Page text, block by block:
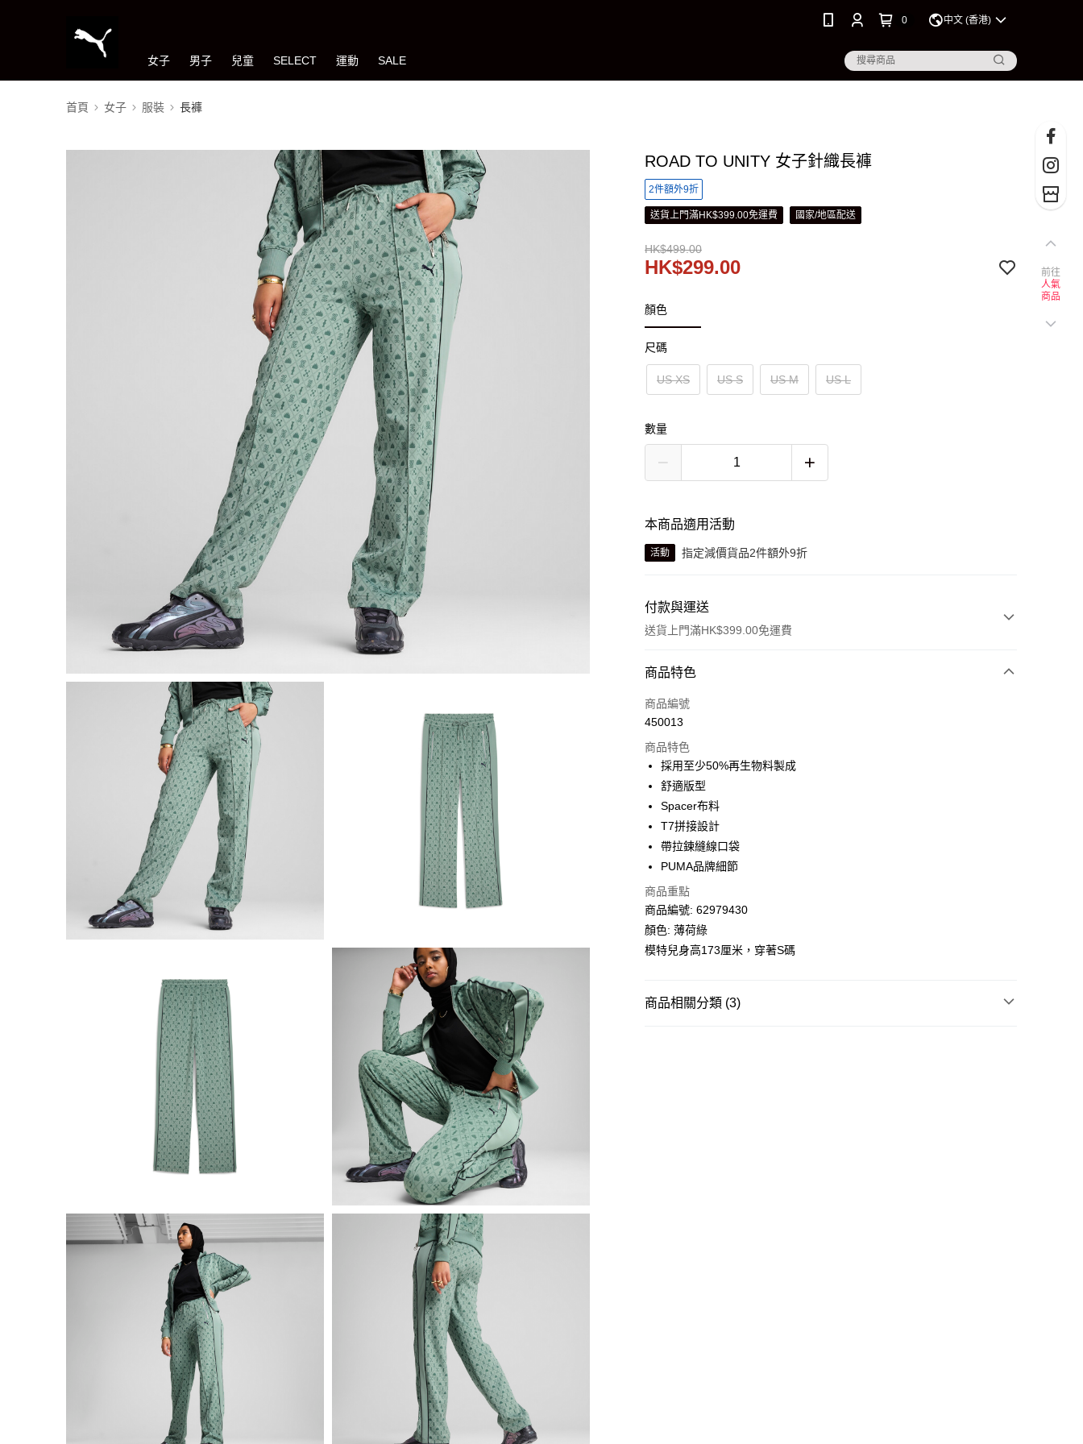
0 中文 (香港)
女子 男子 兒童 SELECT 運動 SALE
首頁 女子 服裝 長褲
ROAD TO UNITY 女子針織長褲
2件額外9折
送貨上門滿HK$399.00免運費 國家/地區配送
HK$499.00
HK$299.00
顏色
尺碼
US XS US S US M US L
數量
本商品適用活動
活動 指定減價貨品2件額外9折
付款與運送
送貨上門滿HK$399.00免運費
付款方式
信用卡
相關說明
Alipay, PayMe, WeChat Pay, UnionPay, FPS
送貨方式
單筆訂單淨值滿$399可享免運費優惠
每筆HK$30.00，滿HK$399.00或以上免運費
商品特色
商品編號
450013
商品特色
採用至少50%再生物料製成
舒適版型
Spacer布料
T7拼接設計
帶拉鍊縫線口袋
PUMA品牌細節
商品重點
商品編號: 62979430
顏色: 薄荷綠
模特兒身高173厘米，穿著S碼
商品相關分類 (3)
前往
人氣
商品